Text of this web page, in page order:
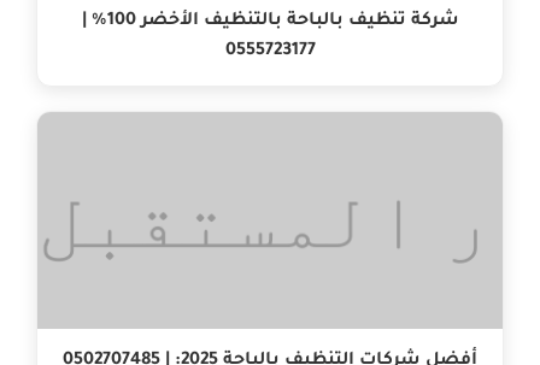
شركة تنظيف بالباحة بالتنظيف الأخضر 100% |
0555723177